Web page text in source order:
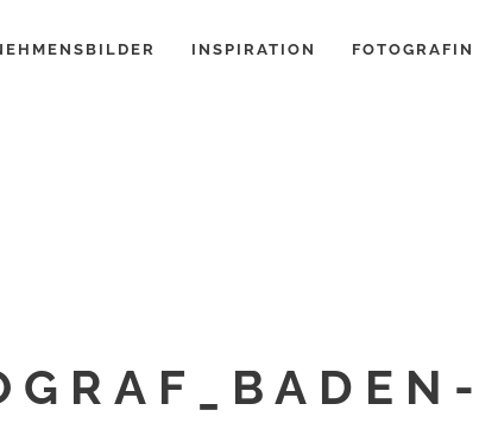
INSPIRATION FOTOGRAFIN